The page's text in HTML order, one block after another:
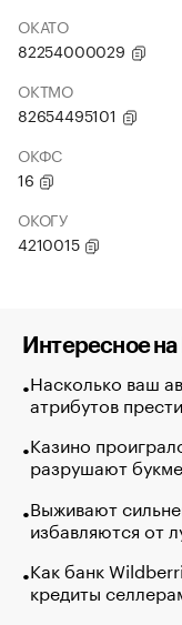
ОКАТО
82254000029
ОКТМО
82654495101
ОКФС
16
ОКОГУ
4210015
Интересное
Насколько ваш
атрибутов
Казино
разрушают
Выживают
избавляются от
Как банк
кредиты